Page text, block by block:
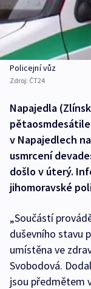
Policejní vůz
Zdroj: ČT24
Napajedla
v Napajedlech
usmrcení
došlo v úterý.
jihomoravské
„Součástí
duševního stavu
umístěna ve
Svobodová.
jsou předmětem